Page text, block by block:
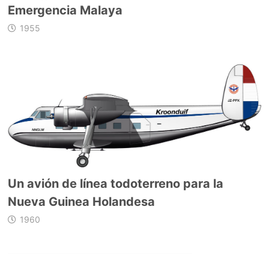
Emergencia Malaya
1955
Un avión de línea todoterreno para la
Nueva Guinea Holandesa
1960